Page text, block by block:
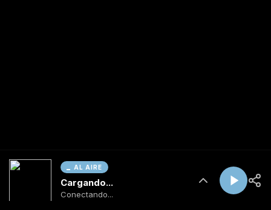
AL AIRE
Cargando...
Conectando...